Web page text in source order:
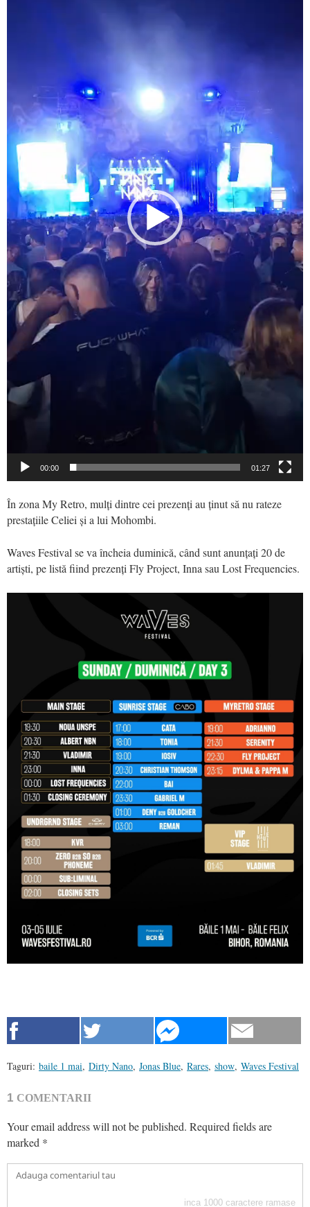
00:00 01:27
În zona My Retro, mulți dintre cei prezenți au ținut să nu rateze
prestațiile Celiei și a lui Mohombi.
Waves Festival se va încheia duminică, când sunt anunțați 20 de
artiști, pe listă fiind prezenți Fly Project, Inna sau Lost Frequencies.
Taguri: baile 1 mai, Dirty Nano, Jonas Blue, Rares, show, Waves Festival
1 COMENTARII
Your email address will not be published. Required fields are
marked *
inca 1000 caractere ramase